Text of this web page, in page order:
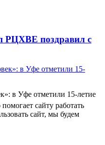
РЦХВЕ поздравил с
в Уфе отметили 15-летие
сайту работать
сайт, мы будем